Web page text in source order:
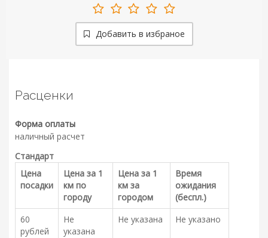
Добавить в избраное
Расценки
Форма оплаты
наличный расчет
Стандарт
Цена
посадки
Цена за 1
км по
городу
Цена за 1
км за
городом
Время
ожидания
(беспл.)
60
рублей
Не
указана
Не указана Не указано